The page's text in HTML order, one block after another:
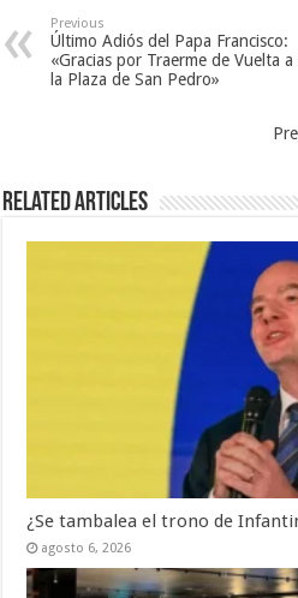
Previous
Último Adiós del Papa Francisco:
«Gracias por Traerme de Vuelta a
la Plaza de San Pedro»
Related Articles
¿Se tambalea el trono de
agosto 6, 2026